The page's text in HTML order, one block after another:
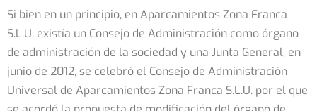
Si bien en un principio, en Aparcamientos Zona Franca
S.L.U. existía un Consejo de Administración como órgano
de administración de la sociedad y una Junta General, en
junio de 2012, se celebró el Consejo de Administración
Universal de Aparcamientos Zona Franca S.L.U. por el que